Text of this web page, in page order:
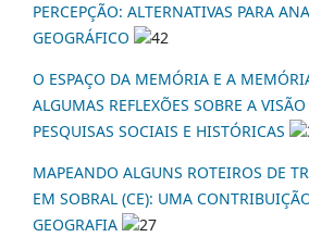
PERCEPÇÃO: ALTERNATIVAS PARA
GEOGRÁFICO
42
O ESPAÇO DA MEMÓRIA E A
ALGUMAS REFLEXÕES SOBRE A
PESQUISAS SOCIAIS E HISTÓRICAS
MAPEANDO ALGUNS ROTEIROS DE
EM SOBRAL (CE): UMA
GEOGRAFIA
27